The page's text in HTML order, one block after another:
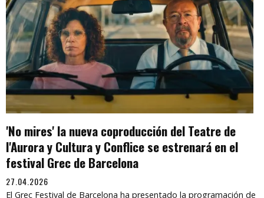
'No mires' la nueva coproducción del Teatre de
l'Aurora y Cultura y Conflice se estrenará en el
festival Grec de Barcelona
27.04.2026
El Grec Festival de Barcelona ha presentado la programación de